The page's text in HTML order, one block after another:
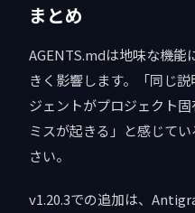
まとめ
AGENTS.mdは地味な機能
きく影響します。「同じ
ジェントがプロジェクト
ミスが起きる」と感じて
さい。
v1.20.3での追加は、